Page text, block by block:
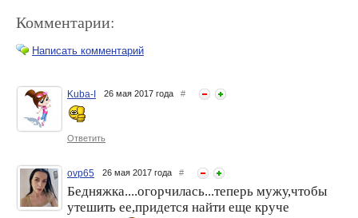
Ксения Собчак решилась
помириться с Тимати
Комментарии:
Написать комментарий
Kuba-I 26 мая 2017 года #
Ответить
ovp65 26 мая 2017 года #
Бедняжка....огорчилась...теперь мужу,чтобы
утешить ее,придется найти еще круче